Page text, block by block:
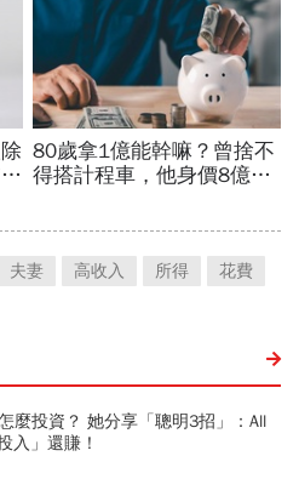
夫妻 高收入 所得 花費
麼投資？ 她分享「聰明3招」：All
入」還賺！